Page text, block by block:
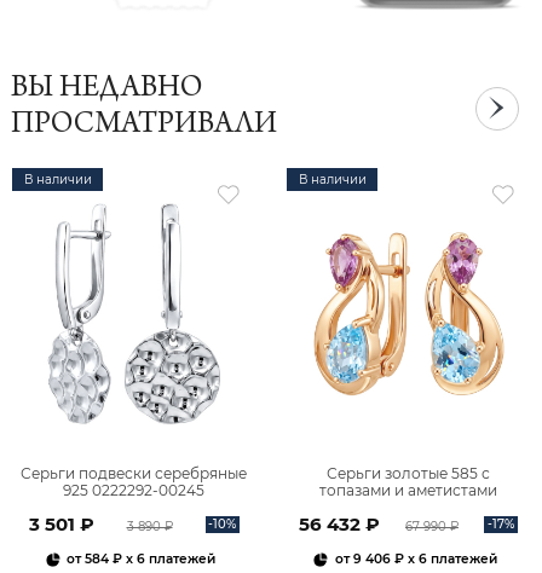
ВЫ НЕДАВНО
ПРОСМАТРИВАЛИ
В наличии
Серьги подвески серебряные
925 0222292-00245
3 501 ₽ 3 890 ₽ -10%
от584 ₽ x 6 платежей
В наличии
Серьги золотые 585 с
топазами и аметистами
56 432 ₽ 67 990 ₽ -17%
от9 406 ₽x 6 платежей